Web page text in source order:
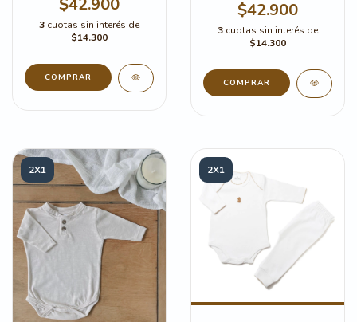
3 cuotas sin interés de
$14.300
COMPRAR
$42.900
3 cuotas sin interés de
$14.300
COMPRAR
2X1 2X1